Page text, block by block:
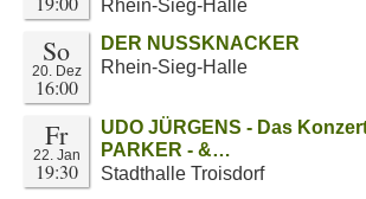
Rhein-Sieg-Halle
So
20. Dez
16:00
DER NUSSKNACKER
Rhein-Sieg-Halle
Fr
22. Jan
19:30
UDO JÜRGENS - Das
PARKER - &…
Stadthalle Troisdorf